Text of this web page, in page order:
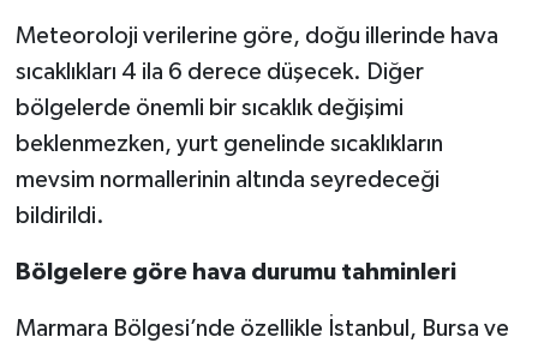
Meteoroloji verilerine göre, doğu illerinde hava
sıcaklıkları 4 ila 6 derece düşecek. Diğer
bölgelerde önemli bir sıcaklık değişimi
beklenmezken, yurt genelinde sıcaklıkların
mevsim normallerinin altında seyredeceği
bildirildi.
Bölgelere göre hava durumu tahminleri
Marmara Bölgesi’nde özellikle İstanbul, Bursa ve